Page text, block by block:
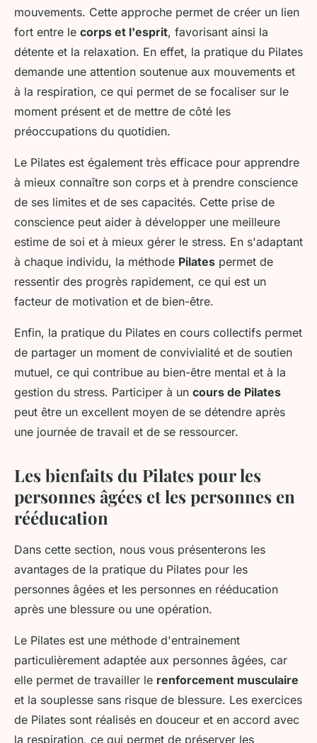
mouvements. Cette approche permet de créer un lien
fort entre le corps et l'esprit, favorisant ainsi la
détente et la relaxation. En effet, la pratique du Pilates
demande une attention soutenue aux mouvements et
à la respiration, ce qui permet de se focaliser sur le
moment présent et de mettre de côté les
préoccupations du quotidien.
Le Pilates est également très efficace pour apprendre
à mieux connaître son corps et à prendre conscience
de ses limites et de ses capacités. Cette prise de
conscience peut aider à développer une meilleure
estime de soi et à mieux gérer le stress. En s'adaptant
à chaque individu, la méthode Pilates permet de
ressentir des progrès rapidement, ce qui est un
facteur de motivation et de bien-être.
Enfin, la pratique du Pilates en cours collectifs permet
de partager un moment de convivialité et de soutien
mutuel, ce qui contribue au bien-être mental et à la
gestion du stress. Participer à un cours de Pilates
peut être un excellent moyen de se détendre après
une journée de travail et de se ressourcer.
Les bienfaits du Pilates pour les
personnes âgées et les personnes en
rééducation
Dans cette section, nous vous présenterons les
avantages de la pratique du Pilates pour les
personnes âgées et les personnes en rééducation
après une blessure ou une opération.
Le Pilates est une méthode d'entrainement
particulièrement adaptée aux personnes âgées, car
elle permet de travailler le renforcement musculaire
et la souplesse sans risque de blessure. Les exercices
de Pilates sont réalisés en douceur et en accord avec
la respiration, ce qui permet de préserver les